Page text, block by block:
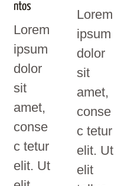
ntos
Lorem
ipsum
dolor
sit
amet,
conse
c tetur
elit. Ut
Lorem
ipsum
dolor
sit
amet,
conse
c tetur
elit. Ut
elit